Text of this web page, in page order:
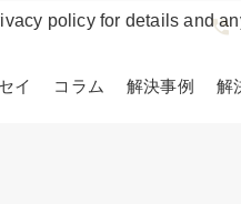
phone_in_talk
イ コラム 解決事例 解
policy for details and